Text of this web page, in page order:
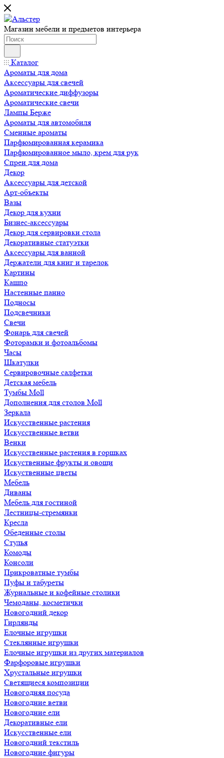
Магазин мебели и предметов интерьера
Каталог
Ароматы для дома
Аксессуары для свечей
Ароматические диффузоры
Ароматические свечи
Лампы Берже
Ароматы для автомобиля
Сменные ароматы
Парфюмированная керамика
Парфюмированное мыло, крем для рук
Спреи для дома
Декор
Аксессуары для детской
Арт-объекты
Вазы
Декор для кухни
Бизнес-аксессуары
Декор для сервировки стола
Декоративные статуэтки
Аксессуары для ванной
Держатели для книг и тарелок
Картины
Кашпо
Настенные панно
Подносы
Подсвечники
Свечи
Фонарь для свечей
Фоторамки и фотоальбомы
Часы
Шкатулки
Сервировочные салфетки
Детская мебель
Тумбы Moll
Дополнения для столов Moll
Зеркала
Искусственные растения
Искусственные ветви
Венки
Искусственные растения в горшках
Искуственные фрукты и овощи
Искуственные цветы
Мебель
Диваны
Мебель для гостиной
Лестницы-стремянки
Кресла
Обеденные столы
Стулья
Комоды
Консоли
Прикроватные тумбы
Пуфы и табуреты
Журнальные и кофейные столики
Чемоданы, косметички
Новогодний декор
Гирлянды
Елочные игрушки
Стеклянные игрушки
Елочные игрушки из других материалов
Фарфоровые игрушки
Хрустальные игрушки
Светящиеся композиции
Новогодняя посуда
Новогодние ветви
Новогодние ели
Декоративные ели
Искусственные ели
Новогодний текстиль
Новогодние фигуры